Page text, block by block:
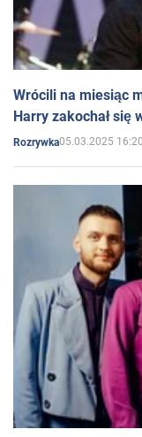
Wrócili na miesiąc
Harry zakochał się
Rozrywka05.03.2025 16:20